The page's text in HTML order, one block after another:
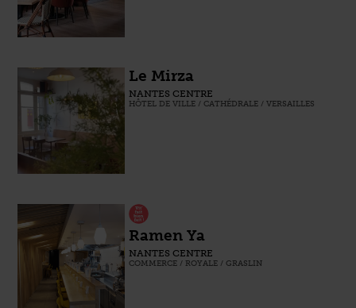
Le Mirza
NANTES CENTRE
HÔTEL DE VILLE / CATHÉDRALE / VERSAILLES
Ramen Ya
NANTES CENTRE
COMMERCE / ROYALE / GRASLIN